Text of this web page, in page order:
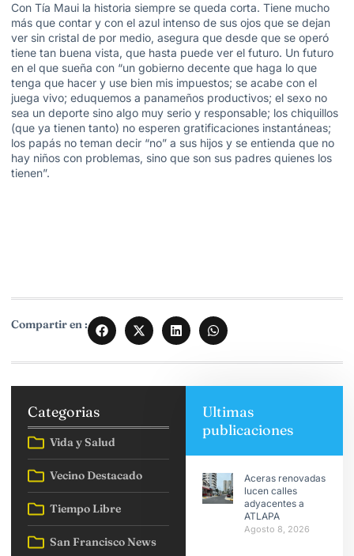
Con Tía Maui la historia siempre se queda corta. Tiene mucho
más que contar y con el azul intenso de sus ojos que se dejan
ver sin cristal de por medio, asegura que desde que se operó
tiene tan buena vista, que hasta puede ver el futuro. Un futuro
en el que sueña con “un gobierno decente que haga lo que
tenga que hacer y use bien mis impuestos; se acabe con el
juega vivo; eduquemos a panameños productivos; el sexo no
sea un deporte sino algo muy serio y responsable; los chiquillos
(que ya tienen tanto) no esperen gratificaciones instantáneas;
los papás no teman decir “no” a sus hijos y se entienda que no
hay niños con problemas, sino que son sus padres quienes los
tienen”.
Compartir en :
Categorias
Vida y Salud
Vecino Destacado
Tiempo Libre
San Francisco News
Ultimas
publicaciones
Aceras renovadas
lucen calles
adyacentes a
ATLAPA
Agosto 8, 2026